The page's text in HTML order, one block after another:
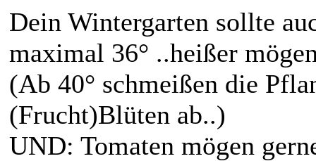
Dein Wintergarten sollte
maximal 36° ..heißer
(Ab 40° schmeißen die
(Frucht)Blüten ab..)
UND: Tomaten mögen